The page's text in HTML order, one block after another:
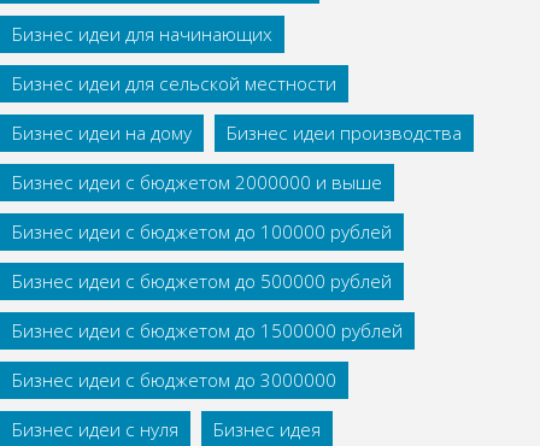
Бизнес идеи для начинающих
Бизнес идеи для сельской местности
Бизнес идеи на дому
Бизнес идеи производства
Бизнес идеи с бюджетом 2000000 и выше
Бизнес идеи с бюджетом до 100000 рублей
Бизнес идеи с бюджетом до 500000 рублей
Бизнес идеи с бюджетом до 1500000 рублей
Бизнес идеи с бюджетом до 3000000
Бизнес идеи с нуля
Бизнес идея